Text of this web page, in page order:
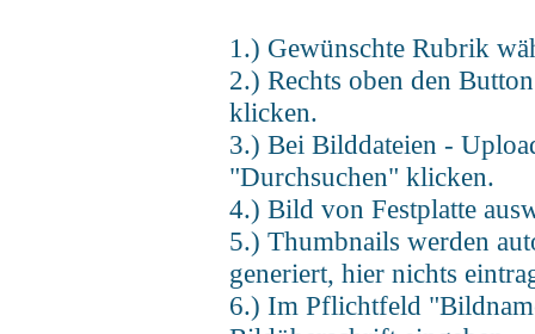
1.) Gewünschte Rubrik
2.) Rechts oben den
klicken.
3.) Bei Bilddateien -
"Durchsuchen" klicken.
4.) Bild von Festplatte
5.) Thumbnails werden
generiert, hier nichts
6.) Im Pflichtfeld